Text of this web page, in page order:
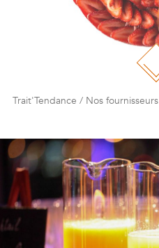
Trait'Tendance / Nos fournisseurs